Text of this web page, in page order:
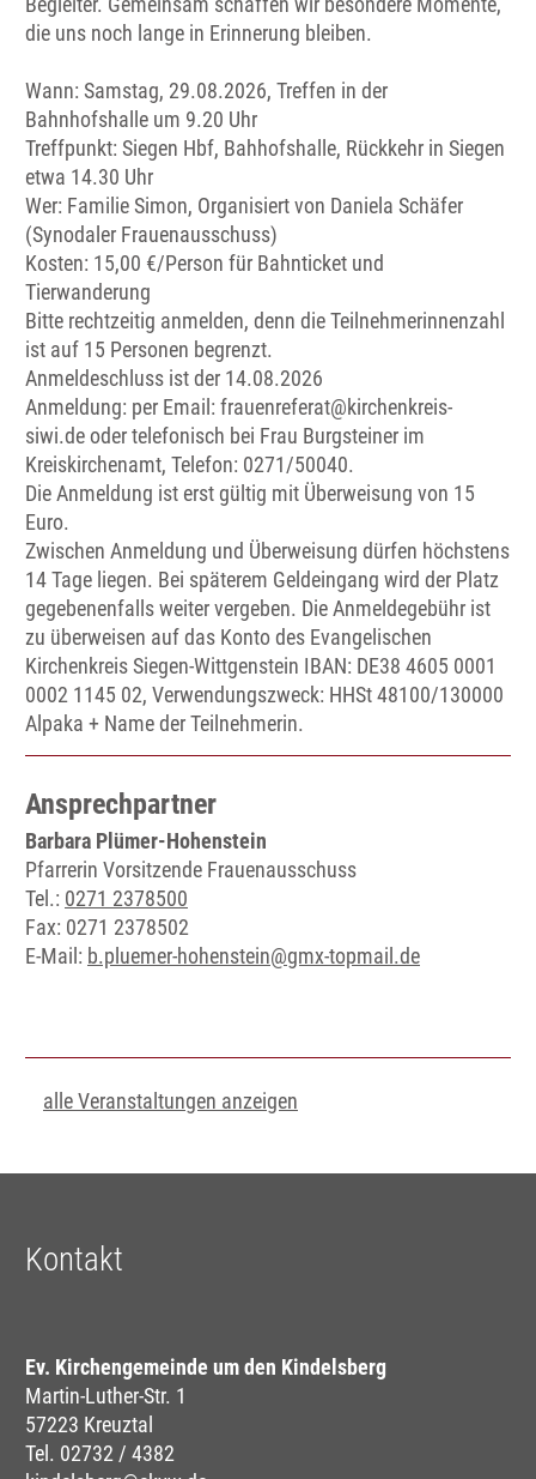
die uns noch lange in Erinnerung bleiben.
Wann: Samstag, 29.08.2026, Treffen in der
Bahnhofshalle um 9.20 Uhr
Treffpunkt: Siegen Hbf, Bahhofshalle, Rückkehr in Siegen
etwa 14.30 Uhr
Wer: Familie Simon, Organisiert von Daniela Schäfer
(Synodaler Frauenausschuss)
Kosten: 15,00 €/Person für Bahnticket und
Tierwanderung
Bitte rechtzeitig anmelden, denn die Teilnehmerinnenzahl
ist auf 15 Personen begrenzt.
Anmeldeschluss ist der 14.08.2026
Anmeldung: per Email: frauenreferat@kirchenkreis-
siwi.de oder telefonisch bei Frau Burgsteiner im
Kreiskirchenamt, Telefon: 0271/50040.
Die Anmeldung ist erst gültig mit Überweisung von 15
Euro.
Zwischen Anmeldung und Überweisung dürfen höchstens
14 Tage liegen. Bei späterem Geldeingang wird der Platz
gegebenenfalls weiter vergeben. Die Anmeldegebühr ist
zu überweisen auf das Konto des Evangelischen
Kirchenkreis Siegen-Wittgenstein IBAN: DE38 4605 0001
0002 1145 02, Verwendungszweck: HHSt 48100/130000
Alpaka + Name der Teilnehmerin.
Ansprechpartner
Barbara Plümer-Hohenstein
Pfarrerin Vorsitzende Frauenausschuss
Tel.: 0271 2378500
Fax: 0271 2378502
E-Mail: b.pluemer-hohenstein@gmx-topmail.de
alle Veranstaltungen anzeigen
Kontakt
Ev. Kirchengemeinde um den Kindelsberg
Martin-Luther-Str. 1
57223 Kreuztal
Tel. 02732 / 4382